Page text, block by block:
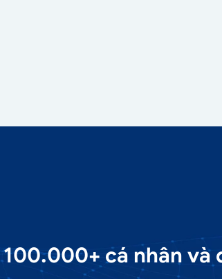
cá nhân và